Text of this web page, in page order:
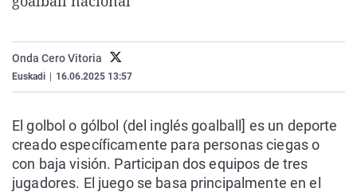
Gente viajera
Retornados
Operación Viuda
Galicia
Navarra
País Vasco
Televisión
Onda Cero Vitoria
Euskadi 16.06.2025 13:57
El golbol o gólbol (del inglés goalball]​ es un deporte
creado específicamente para personas ciegas o
con baja visión. Participan dos equipos de tres
jugadores. El juego se basa principalmente en el